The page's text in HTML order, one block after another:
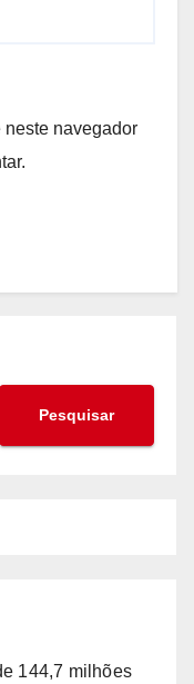
neste navegador
Pesquisar
144,7 milhões